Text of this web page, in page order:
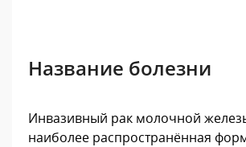
Название болезни
Инвазивный рак молочной
наиболее распространённая